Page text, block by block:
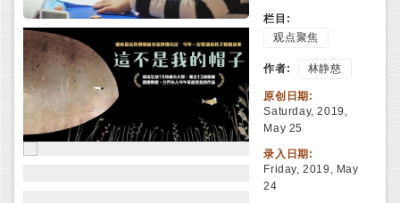
栏目:
观点聚焦
作者: 林静慈
原创日期:
Saturday, 2019,
May 25
录入日期:
Friday, 2019, May
24